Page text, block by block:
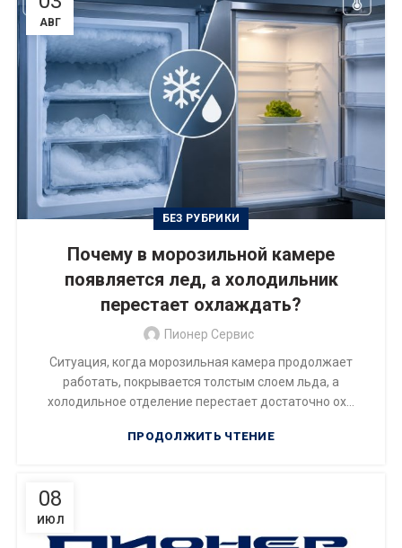
АВГ
БЕЗ РУБРИКИ
Почему в морозильной камере
появляется лед, а холодильник
перестает охлаждать?
Пионер Сервис
Ситуация, когда морозильная камера продолжает
работать, покрывается толстым слоем льда, а
холодильное отделение перестает достаточно ох...
ПРОДОЛЖИТЬ ЧТЕНИЕ
08
ИЮЛ